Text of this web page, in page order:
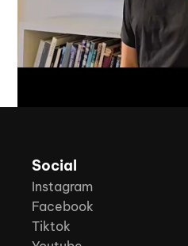
Social
Instagram
Facebook
Tiktok